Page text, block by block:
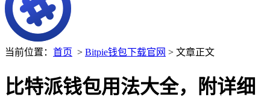
当前位置： 首页 > Bitpie钱包下载官网 > 文章正文
比特派钱包用法大全，附详细